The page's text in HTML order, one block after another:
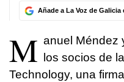
Añade a La Voz de Galicia
M anuel Méndez
los socios de
Technology, una